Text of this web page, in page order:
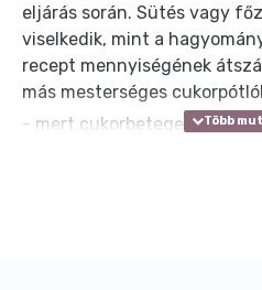
eljárás során. Sütés vagy
viselkedik, mint a
recept mennyiségének
más mesterséges
- mert cukorbetegek is